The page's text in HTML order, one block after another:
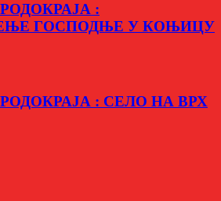
:
ГОСПОДЊЕ У КОЊИЦУ
: СЕЛО НА ВРХ